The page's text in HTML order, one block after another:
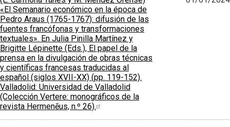
«El Semanario económico en la época de
Pedro Araus (1765-1767): difusión de las
fuentes francófonas y transformaciones
textuales». En Julia Pinilla Martínez y
Brigitte Lépinette (Eds.), El papel de la
prensa en la divulgación de obras técnicas
y científicas francesas traducidas al
español (siglos XVII-XX) (pp. 119-152).
Valladolid: Universidad de Valladolid
(Colección Vertere: monográficos de la
revista Hermenēus, n.º 26).